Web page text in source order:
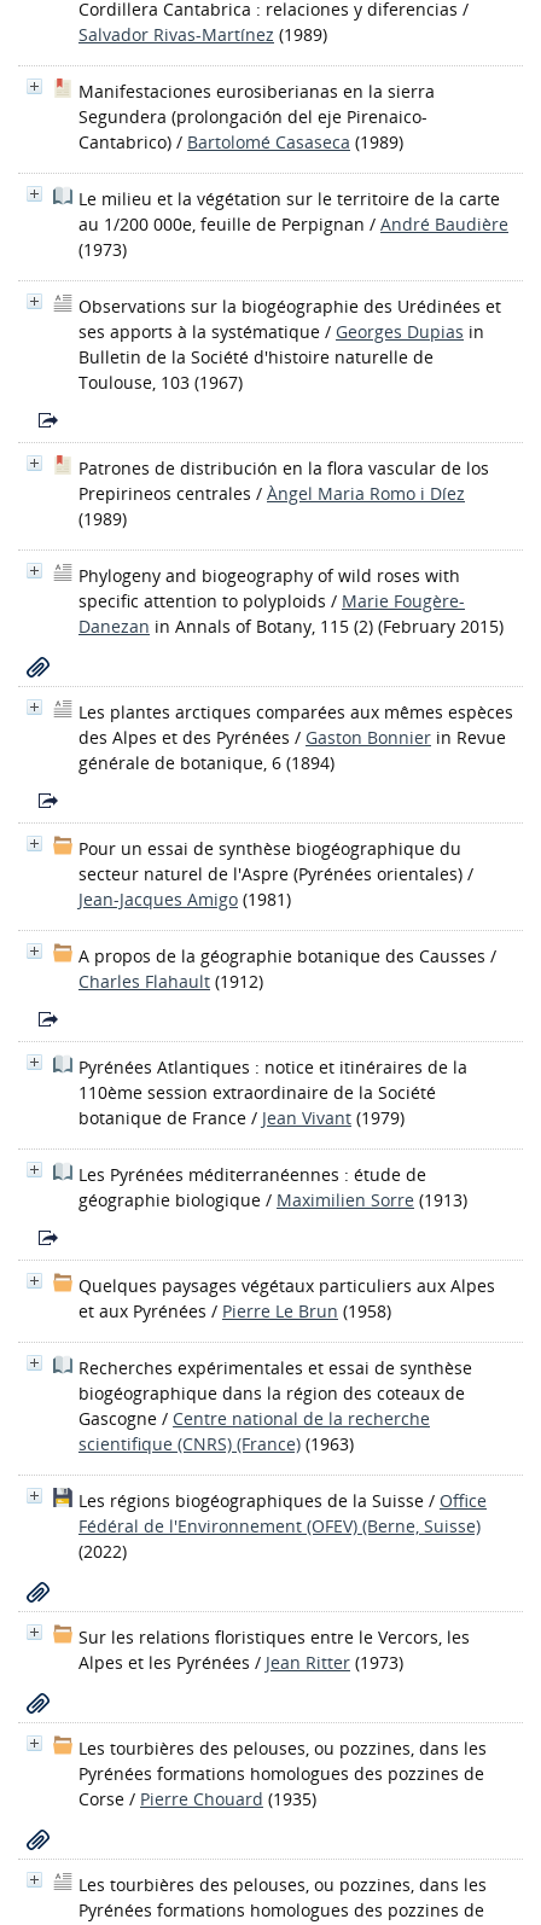
Cordillera Cantabrica : relaciones y diferencias /
Salvador Rivas-Martínez (1989)
Manifestaciones eurosiberianas en la sierra
Segundera (prolongación del eje Pirenaico-
Cantabrico) / Bartolomé Casaseca (1989)
Le milieu et la végétation sur le territoire de la carte
au 1/200 000e, feuille de Perpignan / André Baudière
(1973)
Observations sur la biogéographie des Urédinées et
ses apports à la systématique / Georges Dupias in
Bulletin de la Société d'histoire naturelle de
Toulouse, 103 (1967)
Patrones de distribución en la flora vascular de los
Prepirineos centrales / Àngel Maria Romo i Díez
(1989)
Phylogeny and biogeography of wild roses with
specific attention to polyploids / Marie Fougère-
Danezan in Annals of Botany, 115 (2) (February 2015)
Les plantes arctiques comparées aux mêmes espèces
des Alpes et des Pyrénées / Gaston Bonnier in Revue
générale de botanique, 6 (1894)
Pour un essai de synthèse biogéographique du
secteur naturel de l'Aspre (Pyrénées orientales) /
Jean-Jacques Amigo (1981)
A propos de la géographie botanique des Causses /
Charles Flahault (1912)
Pyrénées Atlantiques : notice et itinéraires de la
110ème session extraordinaire de la Société
botanique de France / Jean Vivant (1979)
Les Pyrénées méditerranéennes : étude de
géographie biologique / Maximilien Sorre (1913)
Quelques paysages végétaux particuliers aux Alpes
et aux Pyrénées / Pierre Le Brun (1958)
Recherches expérimentales et essai de synthèse
biogéographique dans la région des coteaux de
Gascogne / Centre national de la recherche
scientifique (CNRS) (France) (1963)
Les régions biogéographiques de la Suisse / Office
Fédéral de l'Environnement (OFEV) (Berne, Suisse)
(2022)
Sur les relations floristiques entre le Vercors, les
Alpes et les Pyrénées / Jean Ritter (1973)
Les tourbières des pelouses, ou pozzines, dans les
Pyrénées formations homologues des pozzines de
Corse / Pierre Chouard (1935)
Les tourbières des pelouses, ou pozzines, dans les
Pyrénées formations homologues des pozzines de